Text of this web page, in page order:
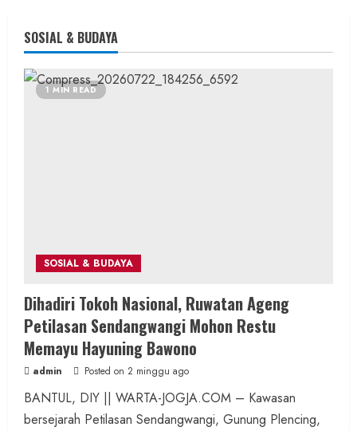
SOSIAL & BUDAYA
1 MIN READ
SOSIAL & BUDAYA
Dihadiri Tokoh Nasional, Ruwatan Ageng
Petilasan Sendangwangi Mohon Restu
Memayu Hayuning Bawono
admin Posted on 2 minggu ago
BANTUL, DIY || WARTA-JOGJA.COM – Kawasan
bersejarah Petilasan Sendangwangi, Gunung Plencing,